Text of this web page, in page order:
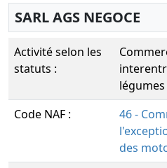
SARL AGS NEGOCE
Activité selon les
statuts :
légumes
Code NAF :
46 -
des